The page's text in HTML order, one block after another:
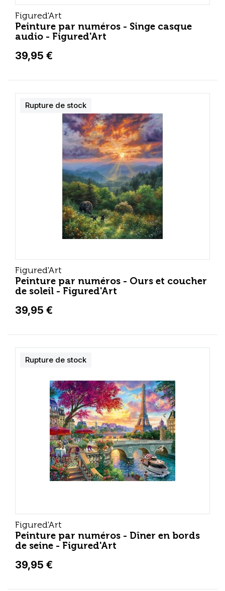
Figured'Art
Peinture par numéros - Singe casque
audio - Figured'Art
39,95 €
Figured'Art
Peinture par numéros - Ours et coucher
de soleil - Figured'Art
39,95 €
Rupture de stock
Figured'Art
Peinture par numéros - Dîner en bords
de seine - Figured'Art
39,95 €
Rupture de stock